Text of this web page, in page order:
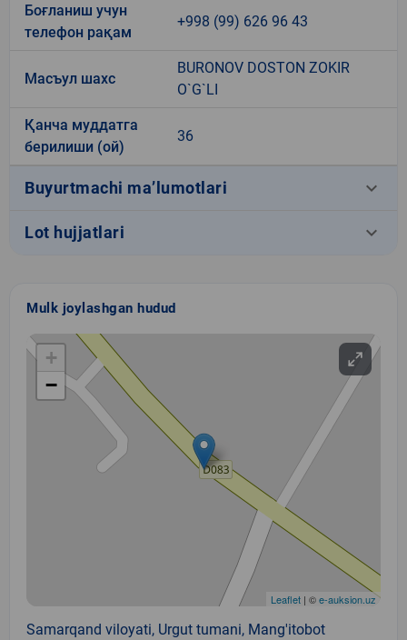
Боғланиш учун
телефон рақам
+998 (99) 626 96 43
Масъул шахс
BURONOV DOSTON ZOKIR
O`G`LI
Қанча муддатга
берилиши (ой)
36
Buyurtmachi ma’lumotlari keyboard_arrow_down
Lot hujjatlari keyboard_arrow_down
Mulk joylashgan hudud
+
−
Leaflet | ©e-auksion.uz
Samarqand viloyati, Urgut tumani, Mang'itobot